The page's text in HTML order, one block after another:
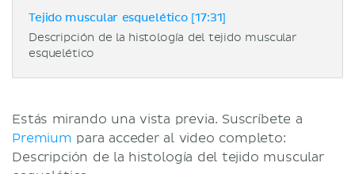
Tejido muscular esquelético [17:31]
Descripción de la histología del tejido muscular
esquelético
Estás mirando una vista previa. Suscríbete a
Premium para acceder al video completo:
Descripción de la histología del tejido muscular